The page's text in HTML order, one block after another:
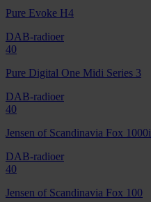
Pure Evoke H4
DAB-radioer
40
Pure Digital One Midi Series 3
DAB-radioer
40
Jensen of Scandinavia Fox 1000i
DAB-radioer
40
Jensen of Scandinavia Fox 100